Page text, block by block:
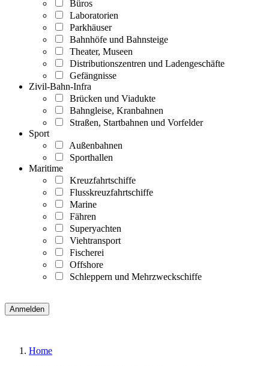
Büros
Laboratorien
Parkhäuser
Bahnhöfe und Bahnsteige
Theater, Museen
Distributionszentren und Ladengeschäfte
Gefängnisse
Zivil-Bahn-Infra
Brücken und Viadukte
Bahngleise, Kranbahnen
Straßen, Startbahnen und Vorfelder
Sport
Außenbahnen
Sporthallen
Maritime
Kreuzfahrtschiffe
Flusskreuzfahrtschiffe
Marine
Fähren
Superyachten
Viehtransport
Fischerei
Offshore
Schleppern und Mehrzweckschiffe
Home